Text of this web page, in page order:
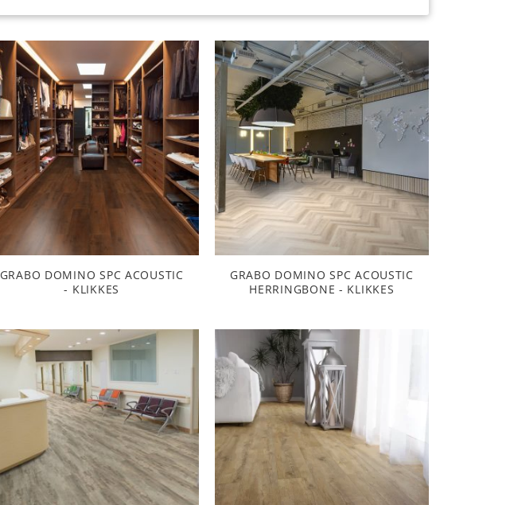
GRABO DOMINO SPC ACOUSTIC
- KLIKKES
GRABO DOMINO SPC ACOUSTIC
HERRINGBONE - KLIKKES